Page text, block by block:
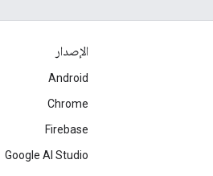
الإصدار
Android
Chrome
Firebase
Google AI Studio